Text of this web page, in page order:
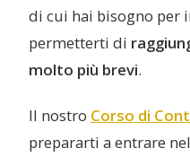
di cui hai bisogno per
permetterti di
molto più brevi.
Il nostro Corso di
prepararti a entrare